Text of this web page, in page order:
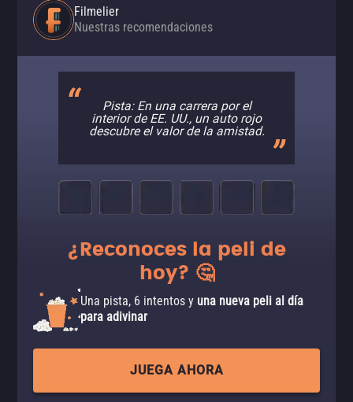
Filmelier
Nuestras recomendaciones
Pista: En una carrera por el
interior de EE. UU., un auto rojo
descubre el valor de la amistad.
¿Reconoces la peli de
hoy? 🤔
Una pista, 6 intentos y una nueva peli al día
para adivinar
JUEGA AHORA